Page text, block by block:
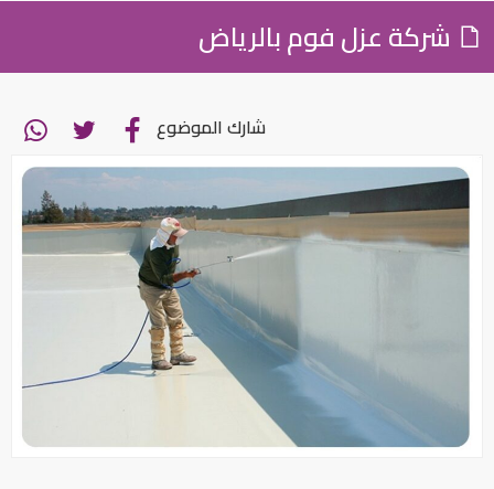
شركة عزل فوم بالرياض
شارك الموضوع